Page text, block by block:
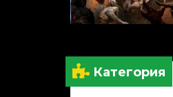
Категория